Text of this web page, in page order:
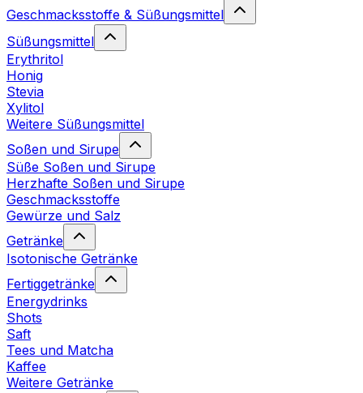
Geschmacksstoffe & Süßungsmittel
Süßungsmittel
Erythritol
Honig
Stevia
Xylitol
Weitere Süßungsmittel
Soßen und Sirupe
Süße Soßen und Sirupe
Herzhafte Soßen und Sirupe
Geschmacksstoffe
Gewürze und Salz
Getränke
Isotonische Getränke
Fertiggetränke
Energydrinks
Shots
Saft
Tees und Matcha
Kaffee
Weitere Getränke